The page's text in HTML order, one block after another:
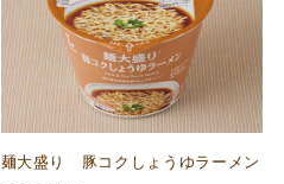
麺大盛り 豚コクしょうゆラーメン